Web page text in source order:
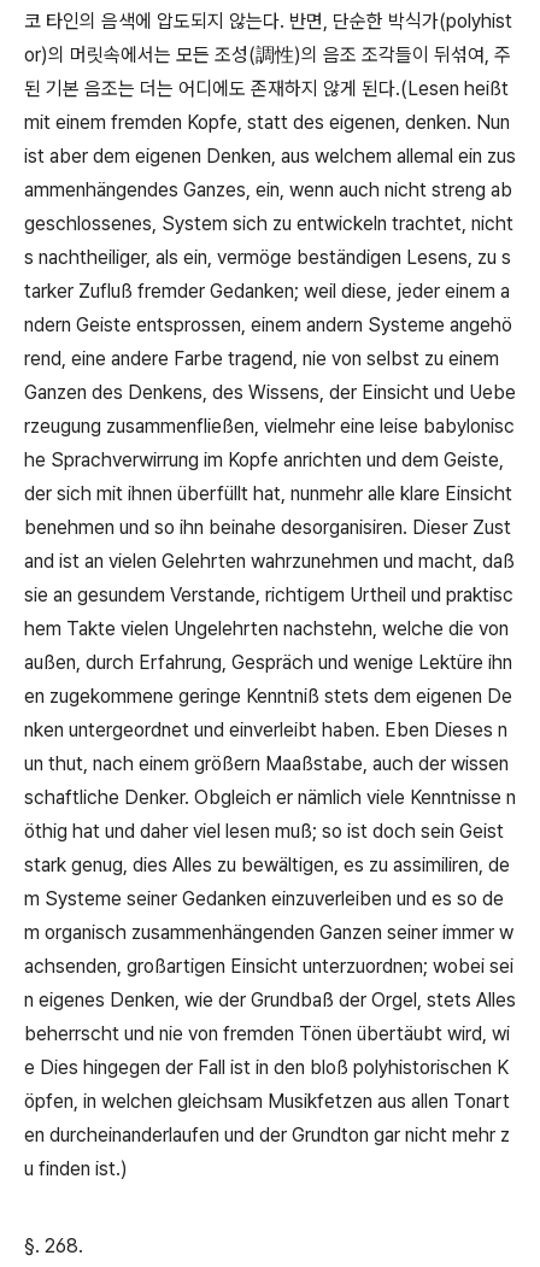
코 타인의 음색에 압도되지 않는다. 반면, 단순한 박식가(polyhist
or)의 머릿속에서는 모든 조성(調性)의 음조 조각들이 뒤섞여, 주
된 기본 음조는 더는 어디에도 존재하지 않게 된다.(Lesen heißt
mit einem fremden Kopfe, statt des eigenen, denken. Nun
ist aber dem eigenen Denken, aus welchem allemal ein zus
ammenhängendes Ganzes, ein, wenn auch nicht streng ab
geschlossenes, System sich zu entwickeln trachtet, nicht
s nachtheiliger, als ein, vermöge beständigen Lesens, zu s
tarker Zufluß fremder Gedanken; weil diese, jeder einem a
ndern Geiste entsprossen, einem andern Systeme angehö
rend, eine andere Farbe tragend, nie von selbst zu einem
Ganzen des Denkens, des Wissens, der Einsicht und Uebe
rzeugung zusammenfließen, vielmehr eine leise babylonisc
he Sprachverwirrung im Kopfe anrichten und dem Geiste,
der sich mit ihnen überfüllt hat, nunmehr alle klare Einsicht
benehmen und so ihn beinahe desorganisiren. Dieser Zust
and ist an vielen Gelehrten wahrzunehmen und macht, daß
sie an gesundem Verstande, richtigem Urtheil und praktisc
hem Takte vielen Ungelehrten nachstehn, welche die von
außen, durch Erfahrung, Gespräch und wenige Lektüre ihn
en zugekommene geringe Kenntniß stets dem eigenen De
nken untergeordnet und einverleibt haben. Eben Dieses n
un thut, nach einem größern Maaßstabe, auch der wissen
schaftliche Denker. Obgleich er nämlich viele Kenntnisse n
öthig hat und daher viel lesen muß; so ist doch sein Geist
stark genug, dies Alles zu bewältigen, es zu assimiliren, de
m Systeme seiner Gedanken einzuverleiben und es so de
m organisch zusammenhängenden Ganzen seiner immer w
achsenden, großartigen Einsicht unterzuordnen; wobei sei
n eigenes Denken, wie der Grundbaß der Orgel, stets Alles
beherrscht und nie von fremden Tönen übertäubt wird, wi
e Dies hingegen der Fall ist in den bloß polyhistorischen K
öpfen, in welchen gleichsam Musikfetzen aus allen Tonart
en durcheinanderlaufen und der Grundton gar nicht mehr z
u finden ist.)
§. 268.